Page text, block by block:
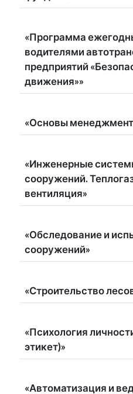
«Программа
водителями
предприятий
движения»»
«Основы
«Инженерные
сооружений.
вентиляция»
«Обследование и
сооружений»
«Строительство
«Психология
этикет)»
«Автоматизация и